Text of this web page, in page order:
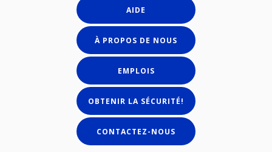
AIDE
À PROPOS DE NOUS
EMPLOIS
OBTENIR LA SÉCURITÉ!
CONTACTEZ-NOUS